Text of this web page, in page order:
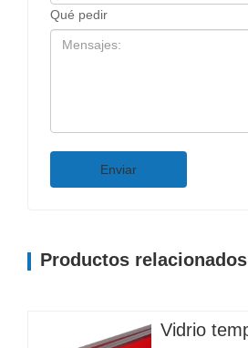
Qué pedir
Enviar
Productos relacionados